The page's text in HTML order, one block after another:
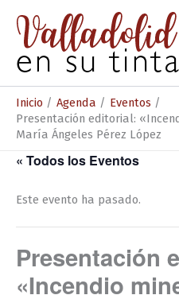
contenido
Inicio Agenda
Eventos
Presentación editorial:
María Ángeles Pérez López
« Todos los Eventos
Este evento ha pasado.
Presentación
«Incendio